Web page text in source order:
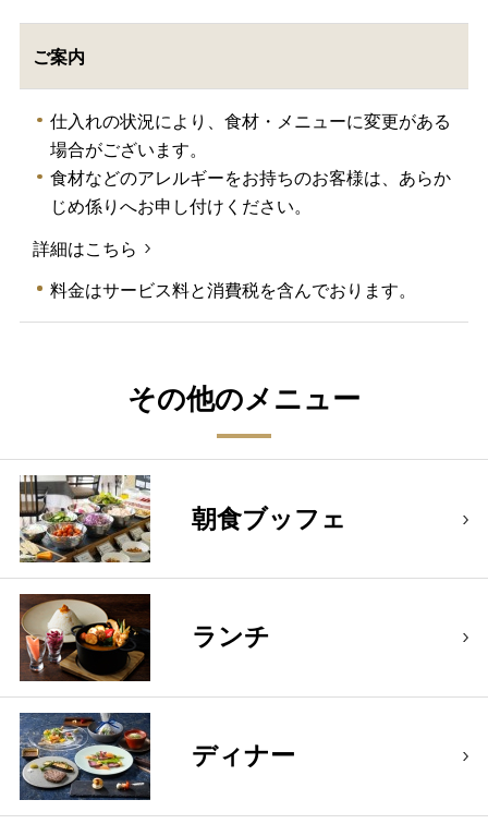
ご案内
仕入れの状況により、食材・メニューに変更がある
場合がございます。
食材などのアレルギーをお持ちのお客様は、あらか
じめ係りへお申し付けください。
詳細はこちら
料金はサービス料と消費税を含んでおります。
その他のメニュー
朝食ブッフェ
ランチ
ディナー